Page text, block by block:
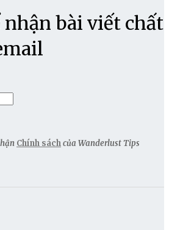
bài viết chất
Chính sáchcủa Wanderlust Tips